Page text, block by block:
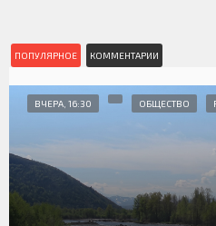
ПОПУЛЯРНОЕ КОММЕНТАРИИ
ВЧЕРА, 16:30 ОБЩЕСТВО